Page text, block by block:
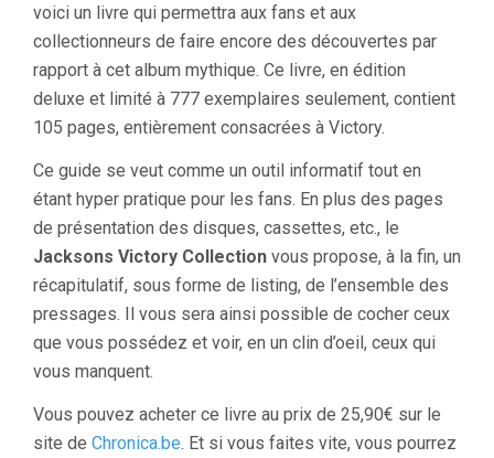
voici un livre qui permettra aux fans et aux
collectionneurs de faire encore des découvertes par
rapport à cet album mythique. Ce livre, en édition
deluxe et limité à 777 exemplaires seulement, contient
105 pages, entièrement consacrées à Victory.
Ce guide se veut comme un outil informatif tout en
étant hyper pratique pour les fans. En plus des pages
de présentation des disques, cassettes, etc., le
Jacksons Victory Collection vous propose, à la fin, un
récapitulatif, sous forme de listing, de l’ensemble des
pressages. Il vous sera ainsi possible de cocher ceux
que vous possédez et voir, en un clin d’oeil, ceux qui
vous manquent.
Vous pouvez acheter ce livre au prix de 25,90€ sur le
site de Chronica.be. Et si vous faites vite, vous pourrez